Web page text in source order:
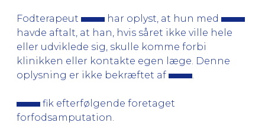
Fodterapeut
har oplyst, at hun med
havde aftalt, at han, hvis såret ikke ville hele
eller udviklede sig, skulle komme forbi
klinikken eller kontakte egen læge. Denne
oplysning er ikke bekræftet af
fik efterfølgende foretaget
forfodsamputation.